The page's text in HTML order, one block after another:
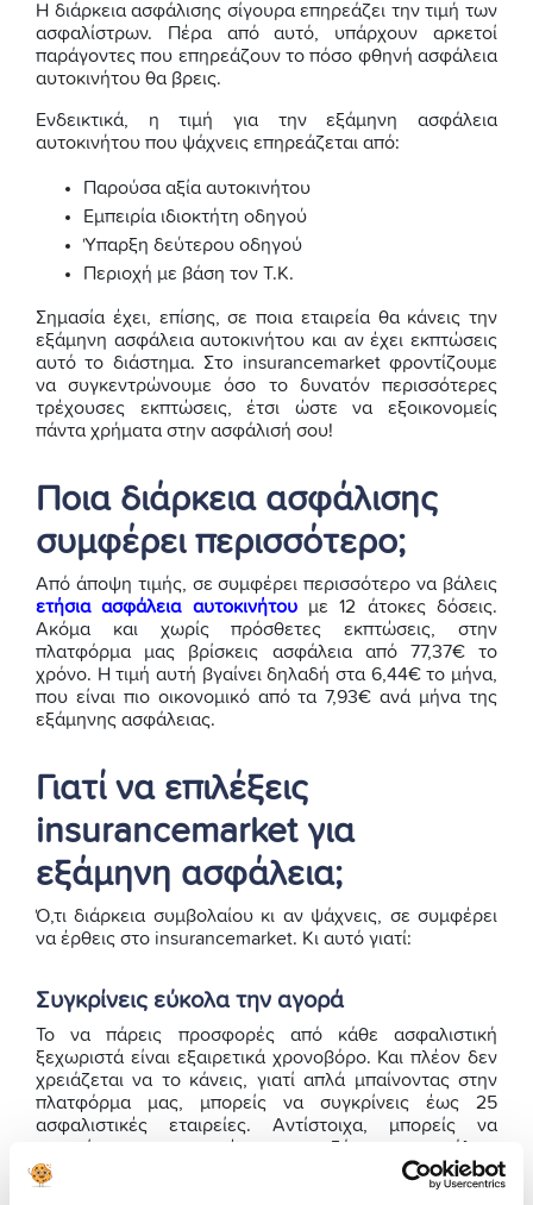
Η διάρκεια ασφάλισης σίγουρα επηρεάζει την τιμή των
ασφαλίστρων. Πέρα από αυτό, υπάρχουν αρκετοί
παράγοντες που επηρεάζουν το πόσο φθηνή ασφάλεια
αυτοκινήτου θα βρεις.
Ενδεικτικά, η τιμή για την εξάμηνη ασφάλεια
αυτοκινήτου που ψάχνεις επηρεάζεται από:
Παρούσα αξία αυτοκινήτου
Εμπειρία ιδιοκτήτη οδηγού
Ύπαρξη δεύτερου οδηγού
Περιοχή με βάση τον Τ.Κ.
Σημασία έχει, επίσης, σε ποια εταιρεία θα κάνεις την
εξάμηνη ασφάλεια αυτοκινήτου και αν έχει εκπτώσεις
αυτό το διάστημα. Στο insurancemarket φροντίζουμε
να συγκεντρώνουμε όσο το δυνατόν περισσότερες
τρέχουσες εκπτώσεις, έτσι ώστε να εξοικονομείς
πάντα χρήματα στην ασφάλισή σου!
Ποια διάρκεια ασφάλισης
συμφέρει περισσότερο;
Από άποψη τιμής, σε συμφέρει περισσότερο να βάλεις
ετήσια ασφάλεια αυτοκινήτουμε 12 άτοκες δόσεις.
Ακόμα και χωρίς πρόσθετες εκπτώσεις, στην
πλατφόρμα μας βρίσκεις ασφάλεια από 77,37€ το
χρόνο. Η τιμή αυτή βγαίνει δηλαδή στα 6,44€ το μήνα,
που είναι πιο οικονομικό από τα 7,93€ ανά μήνα της
εξάμηνης ασφάλειας.
Γιατί να επιλέξεις
insurancemarket για
εξάμηνη ασφάλεια;
Ό,τι διάρκεια συμβολαίου κι αν ψάχνεις, σε συμφέρει
να έρθεις στο insurancemarket. Κι αυτό γιατί:
Συγκρίνεις εύκολα την αγορά
Το να πάρεις προσφορές από κάθε ασφαλιστική
ξεχωριστά είναι εξαιρετικά χρονοβόρο. Και πλέον δεν
χρειάζεται να το κάνεις, γιατί απλά μπαίνοντας στην
πλατφόρμα μας, μπορείς να συγκρίνεις έως 25
ασφαλιστικές εταιρείες. Αντίστοιχα, μπορείς να
συγκρίνεις προσφορές για εξάμηνη ασφάλεια
αυτοκινήτου, αλλά και τρίμηνη, μηνιαία ή ετήσια.